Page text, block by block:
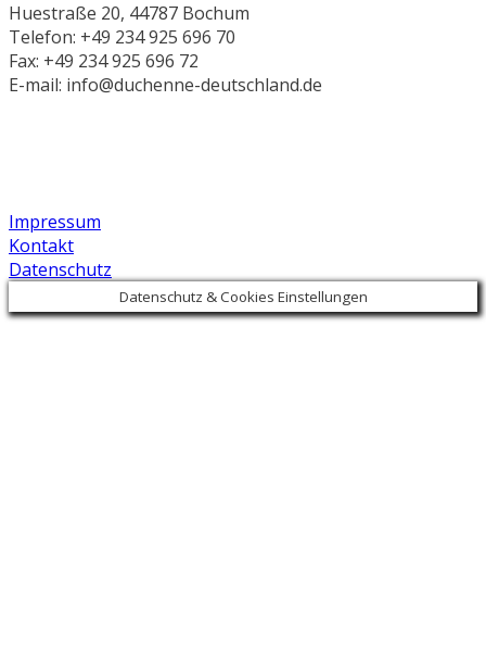
Huestraße 20, 44787 Bochum
Telefon: +49 234 925 696 70
Fax: +49 234 925 696 72
E-mail: info@duchenne-deutschland.de
Impressum
Kontakt
Datenschutz
Datenschutz & Cookies Einstellungen